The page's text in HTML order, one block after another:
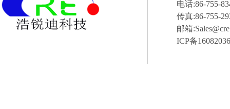
电话:86-755-
传真:86-755-
邮箱
ICP备